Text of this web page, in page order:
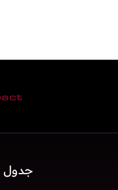
جدول